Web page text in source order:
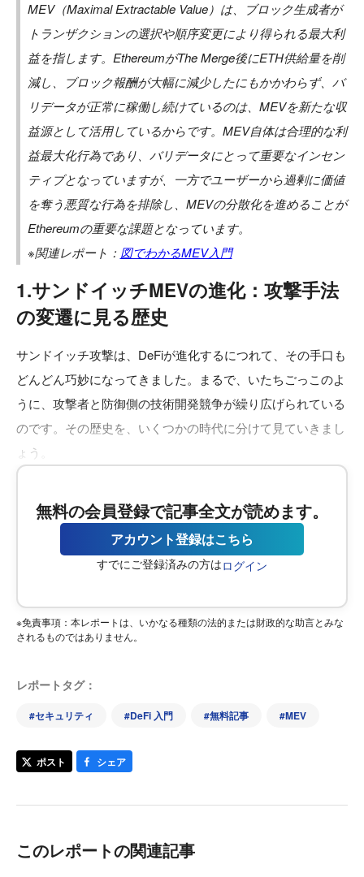
MEV（Maximal Extractable Value）は、ブロック生成者が
トランザクションの選択や順序変更により得られる最大利
益を指します。EthereumがThe Merge後にETH供給量を削
減し、ブロック報酬が大幅に減少したにもかかわらず、バ
リデータが正常に稼働し続けているのは、MEVを新たな収
益源として活用しているからです。MEV自体は合理的な利
益最大化行為であり、バリデータにとって重要なインセン
ティブとなっていますが、一方でユーザーから過剰に価値
を奪う悪質な行為を排除し、MEVの分散化を進めることが
Ethereumの重要な課題となっています。
※関連レポート： 図でわかるMEV入門
1.サンドイッチMEVの進化：攻撃手法
の変遷に見る歴史
サンドイッチ攻撃は、DeFiが進化するにつれて、その手口も
どんどん巧妙になってきました。まるで、いたちごっこのよ
うに、攻撃者と防御側の技術開発競争が繰り広げられている
のです。その歴史を、いくつかの時代に分けて見ていきまし
ょう。
無料の会員登録で記事全文が読めます。
アカウント登録はこちら
すでにご登録済みの方はログイン
※免責事項：本レポートは、いかなる種類の法的または財政的な助言とみな
されるものではありません。
レポートタグ：
#セキュリティ #DeFi 入門 #無料記事 #MEV
ポスト シェア
このレポートの関連記事